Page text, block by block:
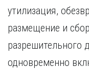
утилизация,
размещение и
разрешительного
одновременно